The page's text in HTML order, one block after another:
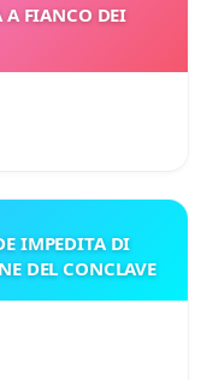
A FIANCO DEI
IMPEDITA DI
DEL CONCLAVE